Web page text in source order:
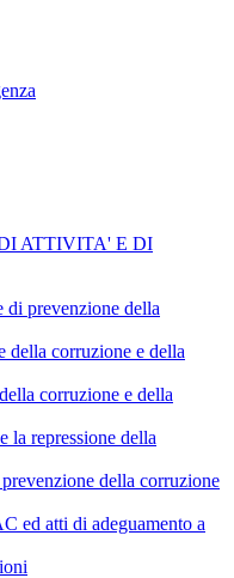
ATTIVITA' E DI
prevenzione della
della corruzione e della
corruzione e della
la repressione della
della corruzione
ed atti di adeguamento a